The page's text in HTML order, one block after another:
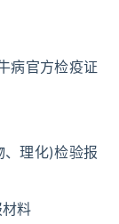
病官方检疫证
理化)检验报
料